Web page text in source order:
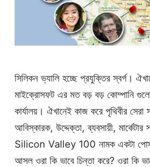
সিলিকন ভ্যালি হচ্ছে প্রযুক্তির স্বর্গ।
মাইক্রোসফট এর মত বড় বড় কোম্পানি
কার্যালয়। ঐখানেই কাজ করে পৃথিবীর সেরা
আবিস্কারক, উদ্দেক্তা, ব্যবসায়ী,
Silicon Valley 100 নামক একটা পোস্ট
আসল ওরা কি ভাবে চিন্তা করে? ওরা কি